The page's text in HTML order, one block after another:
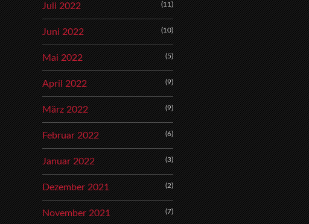
Juli 2022 (11)
Juni 2022 (10)
Mai 2022 (5)
April 2022 (9)
März 2022 (9)
Februar 2022 (6)
Januar 2022 (3)
Dezember 2021 (2)
November 2021 (7)